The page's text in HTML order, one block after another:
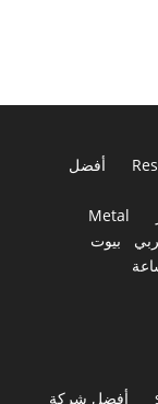
أفضل
Metal
بيوت
أفضل شركة